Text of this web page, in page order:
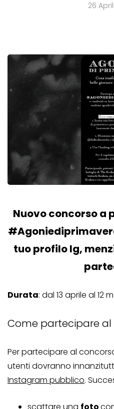
26
Nuovo concorso a
tuo profilo Ig,
Durata: dal 13 aprile al 12
Come partecipare al
Per partecipare al
utenti dovranno
Instagram pubblico.